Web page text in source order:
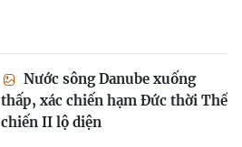
Nước sông Danube xuống
thấp, xác chiến hạm Đức thời Thế
chiến II lộ diện